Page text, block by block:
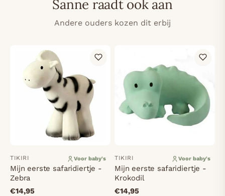
Sanne raadt ook aan
Andere ouders kozen dit erbij
TIKIRI Voor baby's
Mijn eerste safaridiertje -
Zebra
€14,95
TIKIRI Voor baby's
Mijn eerste safaridiertje -
Krokodil
€14,95